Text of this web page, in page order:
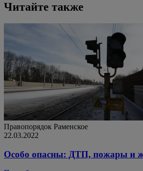
Читайте также
Правопорядок Раменское
22.03.2022
Особо опасны: ДТП, пожары и